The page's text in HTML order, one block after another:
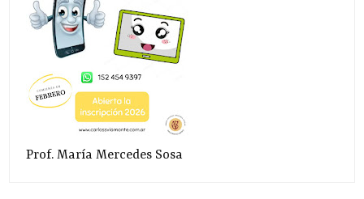
Prof. María Mercedes Sosa